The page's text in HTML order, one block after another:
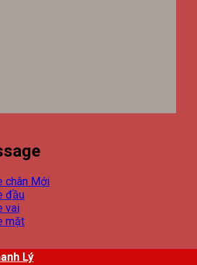
chân
đầu
vai
mặt
Lý